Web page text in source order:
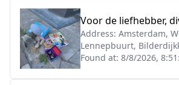
Voor de liefhebber,
Address: Amsterdam,
Lennepbuurt,
Found at: 8/8/2026,